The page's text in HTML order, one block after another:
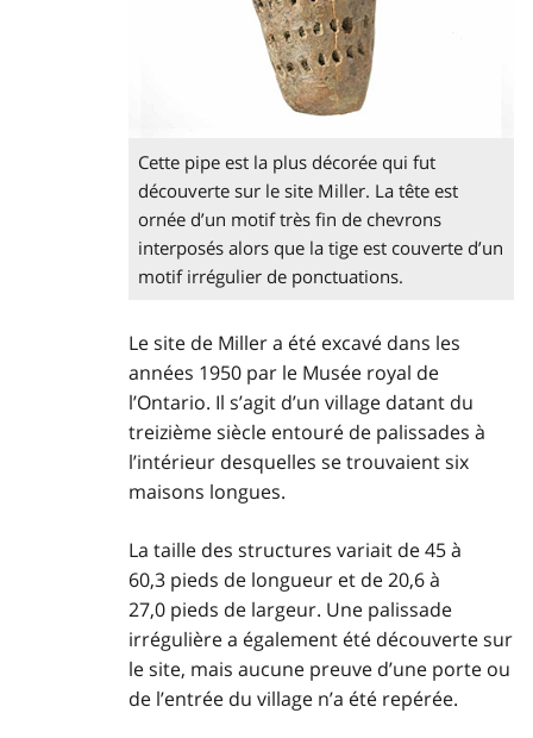
Cette pipe est la plus décorée qui fut
découverte sur le site Miller. La tête est
ornée d’un motif très fin de chevrons
interposés alors que la tige est couverte d’un
motif irrégulier de ponctuations.
Le site de Miller a été excavé dans les
années 1950 par le Musée royal de
l’Ontario. Il s’agit d’un village datant du
treizième siècle entouré de palissades à
l’intérieur desquelles se trouvaient six
maisons longues.
La taille des structures variait de 45 à
60,3 pieds de longueur et de 20,6 à
27,0 pieds de largeur. Une palissade
irrégulière a également été découverte sur
le site, mais aucune preuve d’une porte ou
de l’entrée du village n’a été repérée.